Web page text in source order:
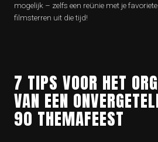
mogelijk – zelfs een reünie met je
filmsterren uit die tijd!
7 TIPS VOOR HET
VAN EEN
90 THEMAFEEST